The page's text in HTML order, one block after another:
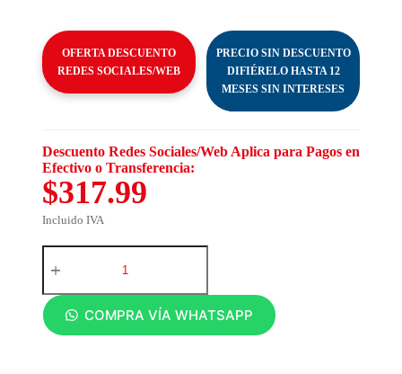
OFERTA DESCUENTO
REDES SOCIALES/WEB
PRECIO SIN DESCUENTO
DIFIÉRELO HASTA 12
MESES SIN INTERESES
Descuento Redes Sociales/Web Aplica para Pagos en
Efectivo o Transferencia:
$317.99
Incluido IVA
COMPRA VÍA WHATSAPP